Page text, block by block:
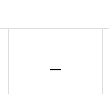
―